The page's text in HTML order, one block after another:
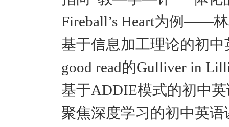
Fireball’s Heart为例——
基于信息加工理论的初
good read的Gulliver in
基于ADDIE模式的初中
聚焦深度学习的初中英